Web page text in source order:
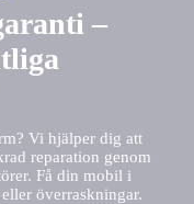
–
Vi hjälper dig att
reparation genom
Få din mobil i
överraskningar.